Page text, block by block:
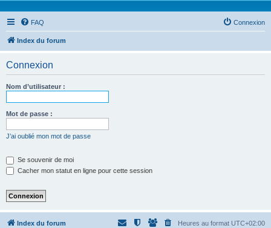
FAQ Connexion
Index du forum
Connexion
Nom d’utilisateur :
Mot de passe :
J’ai oublié mon mot de passe
Se souvenir de moi
Cacher mon statut en ligne pour cette session
Index du forum Heures au format UTC+02:00